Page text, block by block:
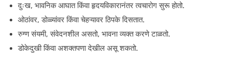
दुःख, भावनिक आघात किंवा हृदयविकारानंतर त्वचारोग सुरू होतो.
ओठांवर, डोळ्यांवर किंवा चेहऱ्यावर ठिपके दिसतात.
रुग्ण संयमी, संवेदनशील असतो, भावना व्यक्त करणे टाळतो.
डोकेदुखी किंवा अशक्तपणा देखील असू शकतो.